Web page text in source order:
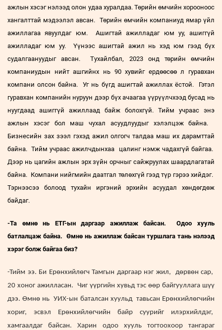
ажлын хэсэг нэлээд олон удаа хуралдаа. Төрийн өмчийн хорооноос
хангалттай мэдээлэл авсан. Төрийн өмчийн компаниуд ямар үйл
ажиллагаа явуулдаг юм. Ашигтай ажилладаг юм уу, ашиггүй
ажилладаг юм уу. Үүнээс ашигтай ажил нь хэд юм гээд бүх
судалгаануудыг авсан. Тухайлбал, 2023 онд төрийн өмчийн
компаниудын нийт ашгийнх нь 90 хувийг ердөөсөө л гуравхан
компани олсон байна. Уг нь бүгд ашигтай ажиллах ёстой. Гэтэл
гуравхан компанийн нуруун дээр бүх ачаагаа үүрүүлчхээд бусад нь
нуугдаад ашиггүй ажиллаад байж болохгүй. Тийм учраас энэ
ажлын хэсэг бол маш чухал асуудлуудыг хэлэлцэж байна.
Бизнесийн зах зээл гэхэд ажил олгогч талдаа маш их дарамттай
байна. Тийм учраас ажилчдынхаа цалинг нэмж чадахгүй байгаа.
Дээр нь цагийн ажлын эрх зүйн орчныг сайжруулах шаардлагатай
байна. Компани нийгмийн даатгал төлөхгүй гээд түр гэрээ хийдэг.
Тэрнээсээ болоод тухайн иргэний эрхийн асуудал хөндөгдөж
байдаг.
-Та өмнө нь ЕТГ-ын даргаар ажиллаж байсан. Одоо хууль
батлалцаж байна. Өмнө нь ажиллаж байсан туршлага тань нэлээд
хэрэг болж байгаа биз?
-Тийм ээ. Би Ерөнхийлөгч Тамгын даргаар нэг жил, дөрвөн сар,
20 хоног ажилласан. Чиг үүргийн хувьд тэс өөр байгууллага шүү
дээ. Өмнө нь УИХ-ын баталсан хуульд тавьсан Ерөнхийлөгчийн
хориг, эсвэл Ерөнхийлөгчийн байр суурийг илэрхийлдэг,
хамгаалдаг байсан. Харин одоо хууль тогтоохоор тангараг